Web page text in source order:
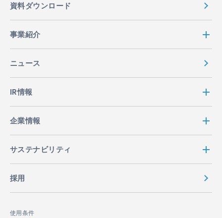
資料ダウンロード
事業紹介
ニュース
IR情報
企業情報
サステナビリティ
採用
使用条件